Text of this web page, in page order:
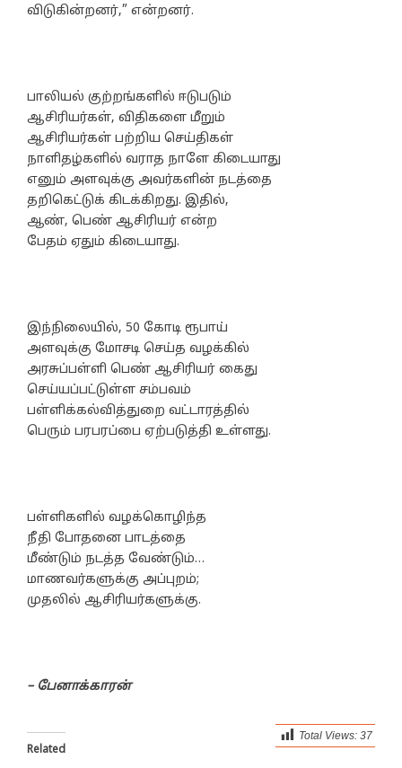
விடுகின்றனர்,” என்றனர்.
பாலியல் குற்றங்களில் ஈடுபடும்
ஆசிரியர்கள், விதிகளை மீறும்
ஆசிரியர்கள் பற்றிய செய்திகள்
நாளிதழ்களில் வராத நாளே கிடையாது
எனும் அளவுக்கு அவர்களின் நடத்தை
தறிகெட்டுக் கிடக்கிறது. இதில்,
ஆண், பெண் ஆசிரியர் என்ற
பேதம் ஏதும் கிடையாது.
இந்நிலையில், 50 கோடி ரூபாய்
அளவுக்கு மோசடி செய்த வழக்கில்
அரசுப்பள்ளி பெண் ஆசிரியர் கைது
செய்யப்பட்டுள்ள சம்பவம்
பள்ளிக்கல்வித்துறை வட்டாரத்தில்
பெரும் பரபரப்பை ஏற்படுத்தி உள்ளது.
பள்ளிகளில் வழக்கொழிந்த
நீதி போதனை பாடத்தை
மீண்டும் நடத்த வேண்டும்…
மாணவர்களுக்கு அப்புறம்;
முதலில் ஆசிரியர்களுக்கு.
– பேனாக்காரன்
Total Views: 37
Related